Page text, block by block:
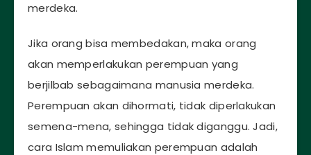
merdeka.
Jika orang bisa membedakan, maka orang
akan memperlakukan perempuan yang
berjilbab sebagaimana manusia merdeka.
Perempuan akan dihormati, tidak diperlakukan
semena-mena, sehingga tidak diganggu. Jadi,
cara Islam memuliakan perempuan adalah